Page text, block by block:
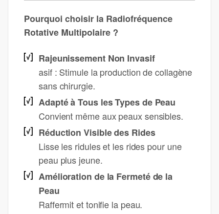
Pourquoi choisir la Radiofréquence
Rotative Multipolaire ?
Rajeunissement Non Invasif
asif : Stimule la production de collagène
sans chirurgie.
Adapté à Tous les Types de Peau
Convient même aux peaux sensibles.
Réduction Visible des Rides
Lisse les ridules et les rides pour une
peau plus jeune.
Amélioration de la Fermeté de la
Peau
Raffermit et tonifie la peau.